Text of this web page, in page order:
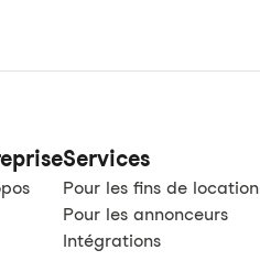
Services
Pour les fins de location
Pour les annonceurs
Intégrations